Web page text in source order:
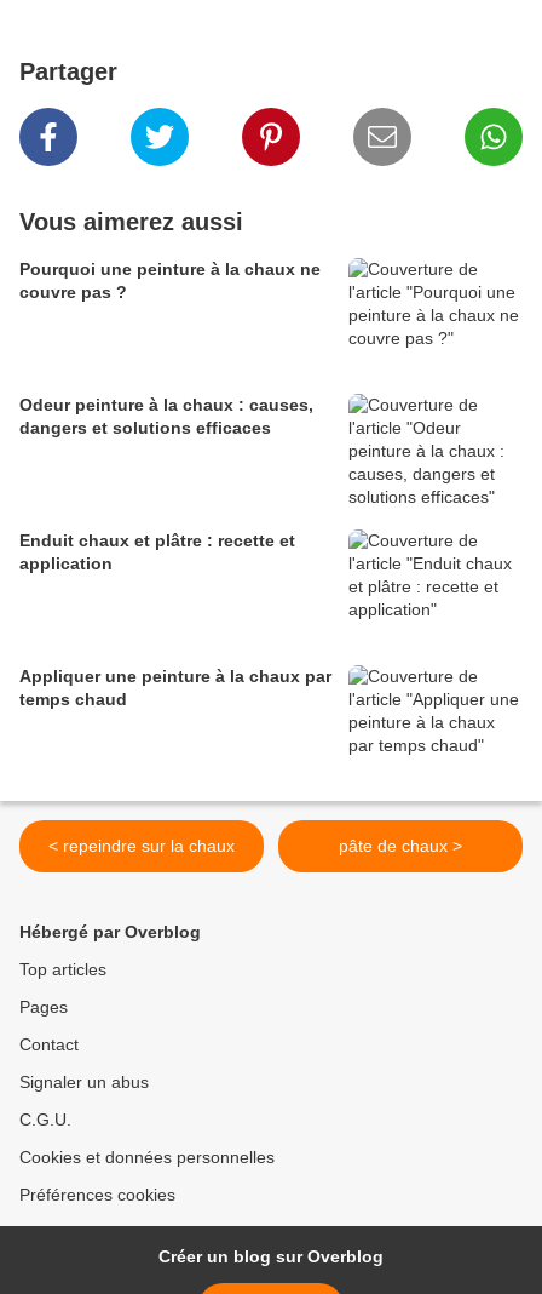
Partager
Vous aimerez aussi
Pourquoi une peinture à la chaux ne
couvre pas ?
Odeur peinture à la chaux : causes,
dangers et solutions efficaces
Enduit chaux et plâtre : recette et
application
Appliquer une peinture à la chaux par
temps chaud
< repeindre sur la chaux pâte de chaux >
Hébergé par Overblog
Top articles
Pages
Contact
Signaler un abus
C.G.U.
Cookies et données personnelles
Préférences cookies
Créer un blog sur Overblog